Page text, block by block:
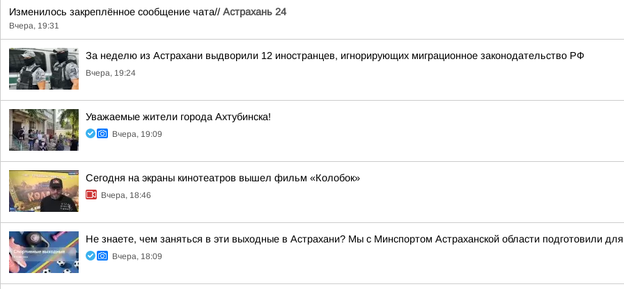
Изменилось закреплённое сообщение чата// Астрахань 24
Вчера, 19:31
За неделю из Астрахани выдворили 12 иностранцев, игнорирующих миграционное законодательство РФ
Вчера, 19:24
Уважаемые жители города Ахтубинска!
Вчера, 19:09
Сегодня на экраны кинотеатров вышел фильм «Колобок»
Вчера, 18:46
Не знаете, чем заняться в эти выходные в Астрахани? Мы с Минспортом Астраханской области подготовили
Вчера, 18:09